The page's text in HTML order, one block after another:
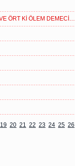
ÖRT Kİ ÖLEM DEMECİ…
19 20 21 22 23 24 25 26